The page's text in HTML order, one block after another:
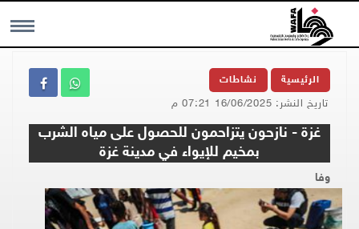
MENU الرئيسية نشاطات
تاريخ النشر: 16/06/2025 07:21 م
غزة - نازحون يتزاحمون للحصول على مياه الشرب
بمخيم للإيواء في مدينة غزة
وفا